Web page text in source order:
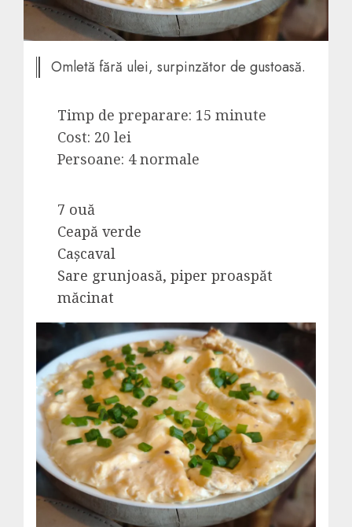
Omletă fără ulei, surpinzător de gustoasă.
Timp de preparare: 15 minute
Cost: 20 lei
Persoane: 4 normale
7 ouă
Ceapă verde
Cașcaval
Sare grunjoasă, piper proaspăt
măcinat